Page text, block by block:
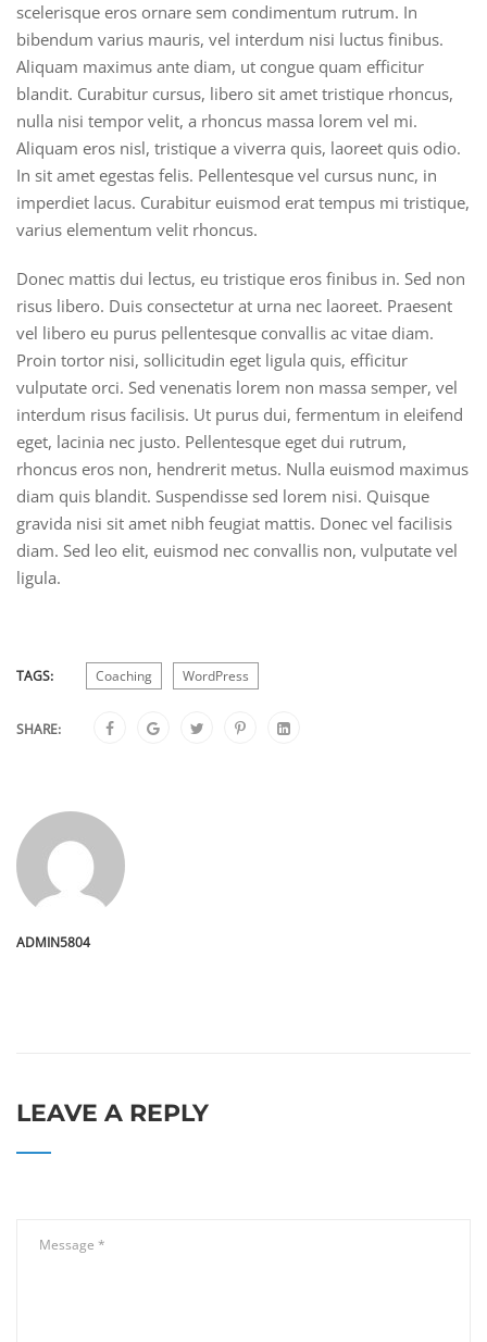
scelerisque eros ornare sem condimentum rutrum. In
bibendum varius mauris, vel interdum nisi luctus finibus.
Aliquam maximus ante diam, ut congue quam efficitur
blandit. Curabitur cursus, libero sit amet tristique rhoncus,
nulla nisi tempor velit, a rhoncus massa lorem vel mi.
Aliquam eros nisl, tristique a viverra quis, laoreet quis odio.
In sit amet egestas felis. Pellentesque vel cursus nunc, in
imperdiet lacus. Curabitur euismod erat tempus mi tristique,
varius elementum velit rhoncus.
Donec mattis dui lectus, eu tristique eros finibus in. Sed non
risus libero. Duis consectetur at urna nec laoreet. Praesent
vel libero eu purus pellentesque convallis ac vitae diam.
Proin tortor nisi, sollicitudin eget ligula quis, efficitur
vulputate orci. Sed venenatis lorem non massa semper, vel
interdum risus facilisis. Ut purus dui, fermentum in eleifend
eget, lacinia nec justo. Pellentesque eget dui rutrum,
rhoncus eros non, hendrerit metus. Nulla euismod maximus
diam quis blandit. Suspendisse sed lorem nisi. Quisque
gravida nisi sit amet nibh feugiat mattis. Donec vel facilisis
diam. Sed leo elit, euismod nec convallis non, vulputate vel
ligula.
TAGS: Coaching WordPress
SHARE:
ADMIN5804
LEAVE A REPLY